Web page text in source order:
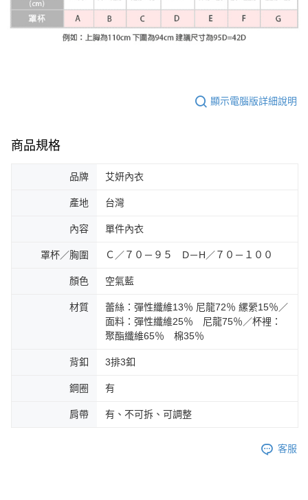
顯示電腦版詳細說明
商品規格
品牌 艾妍內衣
產地 台灣
內容 單件內衣
罩杯／胸圍 Ｃ／７０－９５ D－H／７０－１００
顏色 空氣藍
材質
蕾絲：彈性纖維13％ 尼龍72％ 縲縈15％／
面料：彈性纖維25％ 尼龍75％／杯裡：
聚酯纖維65％ 棉35％
背釦 3排3釦
鋼圈 有
肩帶 有、不可拆、可調整
客服